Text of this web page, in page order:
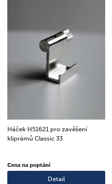
Háček H51621 pro zavěšení
kliprámů Classic 33
Cena na poptání
Detail